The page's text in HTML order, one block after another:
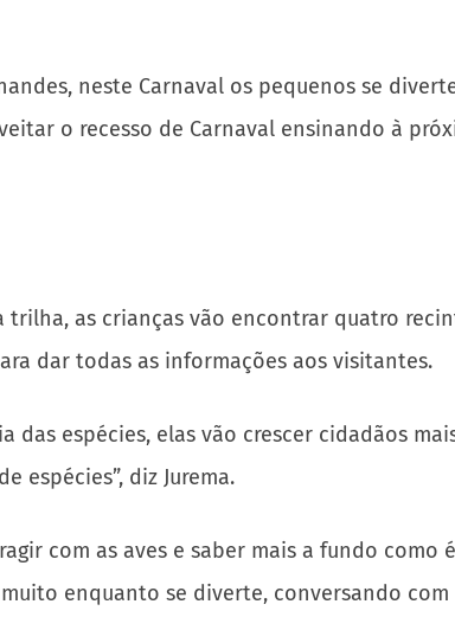
trilha, as crianças vão encontrar quatro